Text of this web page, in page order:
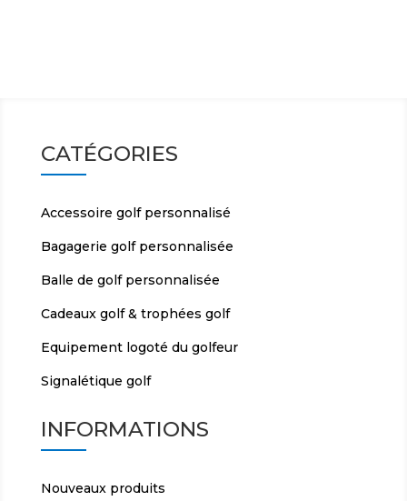
CATÉGORIES
Accessoire golf personnalisé
Bagagerie golf personnalisée
Balle de golf personnalisée
Cadeaux golf & trophées golf
Equipement logoté du golfeur
Signalétique golf
INFORMATIONS
Nouveaux produits